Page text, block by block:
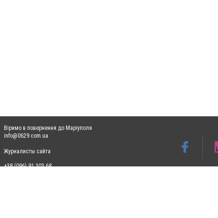
Віримо в повернення до Маріуполя
info@0629.com.ua
Журналисты сайта
+38 (096) 91 303 68